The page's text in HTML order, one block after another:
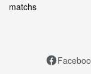
matchs